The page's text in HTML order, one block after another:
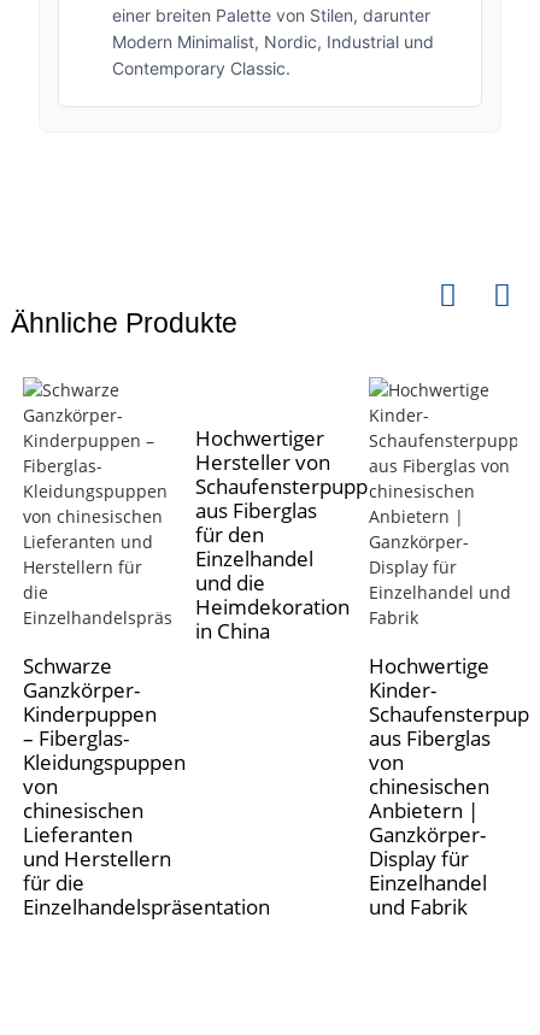
einer breiten Palette von Stilen, darunter
Modern Minimalist, Nordic, Industrial und
Contemporary Classic.
Ähnliche Produkte
Schwarze
Ganzkörper-
Kinderpuppen
– Fiberglas-
Kleidungspuppen
von
chinesischen
Lieferanten
und Herstellern
für die
Einzelhandelspräsentation
Hochwertiger
Hersteller von
Schaufensterpuppen
aus Fiberglas
für den
Einzelhandel
und die
Heimdekoration
in China
Hochwertige
Kinder-
aus Fiberglas
von
chinesischen
Anbietern |
Ganzkörper-
Display für
Einzelhandel
und Fabrik